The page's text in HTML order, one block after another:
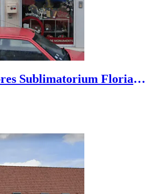
Sublimatorium Florian